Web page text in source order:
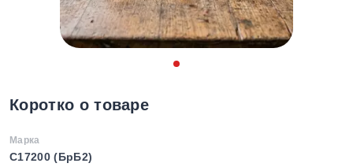
Коротко о товаре
Марка
С17200 (БрБ2)